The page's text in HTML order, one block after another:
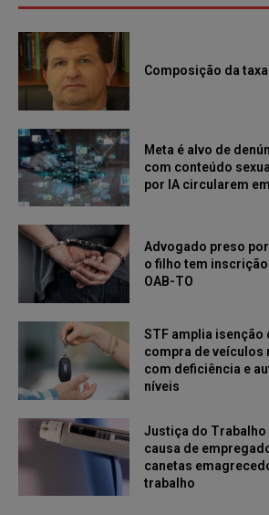
Composição da
Meta é alvo de
com conteúdo
por IA circularem
Advogado preso
o filho tem
OAB-TO
STF amplia isenção
compra de veículos
com deficiência e
níveis
Justiça do Trabalho
causa de
canetas
trabalho